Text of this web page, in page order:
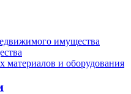
имущества
материалов и оборудования